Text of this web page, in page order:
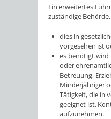
Ein erweitertes
zuständige
dies in
vorgesehen ist
es benötigt
oder
Betreuung,
Minderjähriger
Tätigkeit, die in
geeignet ist,
aufzunehmen.